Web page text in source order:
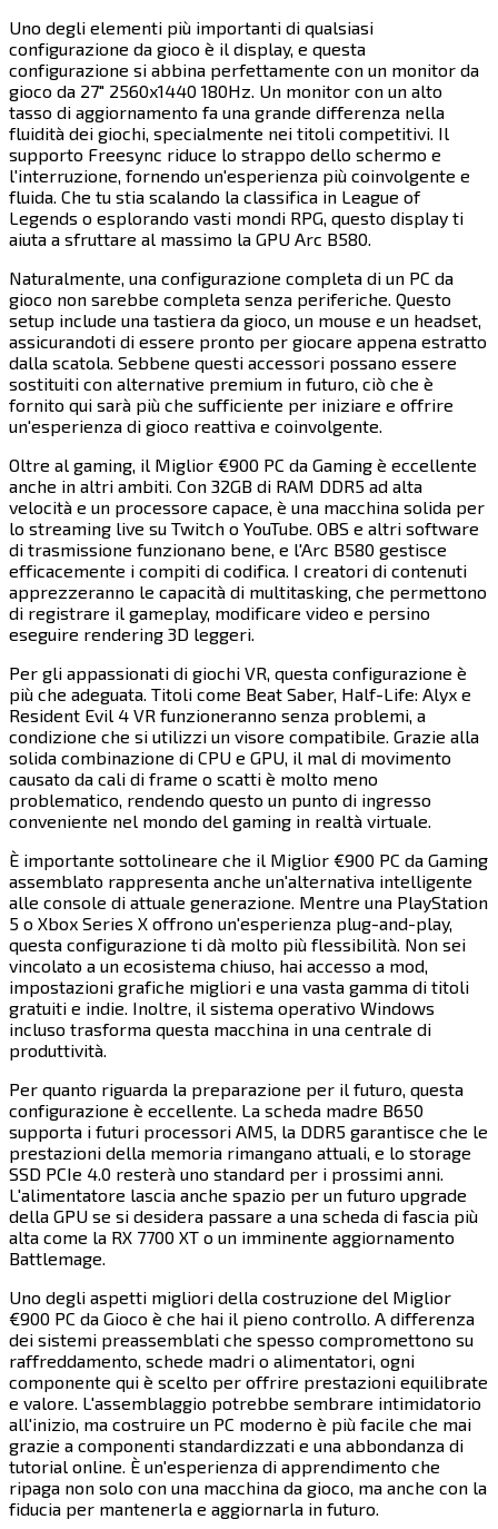
Uno degli elementi più importanti di qualsiasi
configurazione da gioco è il display, e questa
configurazione si abbina perfettamente con un monitor da
gioco da 27" 2560x1440 180Hz. Un monitor con un alto
tasso di aggiornamento fa una grande differenza nella
fluidità dei giochi, specialmente nei titoli competitivi. Il
supporto Freesync riduce lo strappo dello schermo e
l'interruzione, fornendo un'esperienza più coinvolgente e
fluida. Che tu stia scalando la classifica in League of
Legends o esplorando vasti mondi RPG, questo display ti
aiuta a sfruttare al massimo la GPU Arc B580.​​​​‌ ‍ ​‍​‍‌‍ ‌ ​‍‌‍‍‌‌‍‌ ‌‍‍‌‌‍ ‍​‍​‍​ ‍‍​‍​‍‌ ​ ‌‍​‌‌‍ ‍‌‍‍‌‌ ‌​‌ ‍‌​‍ ‍‌‍‍‌‌‍ ​‍​‍​‍ ​​‍​‍‌‍‍​‌ ​‍‌‍‌‌‌‍‌‍​‍​‍​ ‍‍​‍​‍​‍ ‌‍​‌‌‍‌​‌‍ ‌‌‍‍‌‌‍ ‍​‍ ‌‍‍‌‌‍ ‍‌ ‌​‌‍‌‌‌‍ ‍‌ ‌​​‍ ‌‍‌‌‌‍‌​‌‍‍‌‌ ‌​​‍ ‌‍ ‌‌‍ ‌‍‌​‌‍‌‌​ ‌‌ ​​‌ ​‍‌‍‌‌‌ ​ ‌‍‌‌‌‍ ‍‌ ‌​‌‍​‌‌ ‌​‌‍‍‌‌‍ ‌‍ ‍​ ‍ ‌‍‍‌‌‍‌​​ ‌‌‍‌​​ ‍​​ ​​​ ‍​​ ​‌​ ‍​‌‍​ ​ ‌ ​‍ ‌​ ‌‌‌‍‌‍‌‍‌​​ ‍‌​‍ ‌​ ‌​​ ‌​​ ​‌​ ‍‌​‍ ‌‌‍​‍​ ‌‌​ ‌ ‌‍​ ​‍ ‌‌‍‌​‌‍‌​‌‍​‍‌‍​‌​ ‍‌‌‍‌‌‌‍‌‍‌‍‌‍‌‍​‌​ ​‌​ ‍‌​ ‌‍​ ‍ ‌ ‌​‌ ‍‌‌ ​​‌‍‌‌​ ‌‌‍​‍‌ ‌‌‌‍‍‌‌‍ ​‌‍‌​​ ‍ ‌ ​​‌‍​‌‌ ‌​‌‍‍​​ ‌‌‍‍‌​ ​‌​ ‍​‌‍ ‍‌‌ ‌‍ ​‌‍ ‌‍ ‍‌‍‌ ‌‌ ‌‍‌​‌‍‌‌‌ ​ ‌‍​ ​‍‌‌​ ‌‌‌​​‍‌‌ ‌‍‍ ‌‍‌‌‌ ‍‌​‍‌‌​ ​ ‌​‌​​‍‌‌​ ​ ‌​‌​​‍‌‌​ ​‍​ ​‍‌‍‍‌‌ ‌​​‍‌‌​ ​‍​ ​‍​‍‌‌​ ‌‌‌​‌​​‍ ‍‌ ‌‍‌‍​‌‌‍ ​‌ ‌‌‌‍‌‌​‍‌‌​ ‌‌‌​​‍‌‌ ‌‍‍ ‌‍‌‌‌ ‍‌​‍‌‌​ ​ ‌​‌​​‍‌‌​ ​ ‌​‌​​‍‌‌​ ​‍​ ​‍​ ​ ​ ‌​​ ​‍​ ​ ‌‍​ ​ ‌ ​ ‌ ​ ​ ​ ​‍‌‍​‍​ ‌ ​ ​​​‍‌‌​ ​‍​ ​‍​‍‌‌​ ‌‌‌​‌​​‍ ‍‌‍​ ‌‍‍​‌‍‍‌‌‍ ​‌‍‌​‌ ​‍‌‍‌‌‌‍ ‍​‍‌‌​ ‌‌‌​​‍‌‌ ‌‍‍ ‌‍‌‌‌ ‍‌​‍‌‌​ ​ ‌​‌​​‍‌‌​ ​ ‌​‌​​‍‌‌​ ​‍​ ​‍​ ‌​​ ‍​‌‍‌​​ ‌‍​ ‌​​ ​​​ ‌‌‌‍​ ‌‍​‌‌‍​‍‌‍​‌‌‍‌‍​‍‌‌​ ​‍​ ​‍​‍‌‌​ ‌‌‌​‌​​‍ ‍‌ ‌​‌‍‌‌‌ ‍​‌ ‌​​ ‌‍​‍‌‍​‌‌ ​ ‌‍‌‌‌‌‌‌‌ ​‍‌‍ ​​ ‌​‍‌‌​ ​‍‌​‌‍‌‍​‌‌‍‌​‌‍ ‌‌‍‍‌‌‍ ‍​‍‌‍‌‍‍‌‌‍‌​​ ‌‌‍‌​​ ‍​​ ​​​ ‍​​ ​‌​ ‍​‌‍​ ​ ‌ ​‍ ‌​ ‌‌‌‍‌‍‌‍‌​​ ‍‌​‍ ‌​ ‌​​ ‌​​ ​‌​ ‍‌​‍ ‌‌‍​‍​ ‌‌​ ‌ ‌‍​ ​‍ ‌‌‍‌​‌‍‌​‌‍​‍‌‍​‌​ ‍‌‌‍‌‌‌‍‌‍‌‍‌‍‌‍​‌​ ​‌​ ‍‌​ ‌‍​‍‌‍‌ ‌​‌ ‍‌‌ ​​‌‍‌‌​ ‌‌‍​‍‌ ‌‌‌‍‍‌‌‍ ​‌‍‌​​‍‌‍‌ ​​‌‍​‌‌ ‌​‌‍‍​​ ‌‌‍‍‌​ ​‌​ ‍​‌‍ ‍‌‌ ‌‍ ​‌‍ ‌‍ ‍‌‍‌ ‌‌ ‌‍‌​‌‍‌‌‌ ​ ‌‍​ ​‍‌‌​ ‌‌‌​​‍‌‌ ‌‍‍ ‌‍‌‌‌ ‍‌​‍‌‌​ ​ ‌​‌​​‍‌‌​ ​ ‌​‌​​‍‌‌​ ​‍​ ​‍‌‍‍‌‌ ‌​​‍‌‌​ ​‍​ ​‍​‍‌‌​ ‌‌‌​‌​​‍ ‍‌ ‌‍‌‍​‌‌‍ ​‌ ‌‌‌‍‌‌​‍‌‌​ ‌‌‌​​‍‌‌ ‌‍‍ ‌‍‌‌‌ ‍‌​‍‌‌​ ​ ‌​‌​​‍‌‌​ ​ ‌​‌​​‍‌‌​ ​‍​ ​‍​ ​ ​ ‌​​ ​‍​ ​ ‌‍​ ​ ‌ ​ ‌ ​ ​ ​ ​‍‌‍​‍​ ‌ ​ ​​​‍‌‌​ ​‍​ ​‍​‍‌‌​ ‌‌‌​‌​​‍ ‍‌‍​ ‌‍‍​‌‍‍‌‌‍ ​‌‍‌​‌ ​‍‌‍‌‌‌‍ ‍​‍‌‌​ ‌‌‌​​‍‌‌ ‌‍‍ ‌‍‌‌‌ ‍‌​‍‌‌​ ​ ‌​‌​​‍‌‌​ ​ ‌​‌​​‍‌‌​ ​‍​ ​‍​ ‌​​ ‍​‌‍‌​​ ‌‍​ ‌​​ ​​​ ‌‌‌‍​ ‌‍​‌‌‍​‍‌‍​‌‌‍‌‍​‍‌‌​ ​‍​ ​‍​‍‌‌​ ‌‌‌​‌​​‍ ‍‌ ‌​‌‍‌‌‌ ‍​‌ ‌​​‍‌‍‌ ​​‌‍‌‌‌ ​‍‌ ​ ‌ ​​‌‍‌‌‌‍​ ‌ ‌​‌‍‍‌‌ ‌‍‌‍‌‌​ ‌‌ ​​‌ ‌‌‌‍​‍‌‍ ​‌‍‍‌‌ ​ ‌‍‍​‌‍‌‌‌‍‌​​‍​‍‌ ‌
Naturalmente, una configurazione completa di un PC da
gioco non sarebbe completa senza periferiche. Questo
setup include una tastiera da gioco, un mouse e un headset,
assicurandoti di essere pronto per giocare appena estratto
dalla scatola. Sebbene questi accessori possano essere
sostituiti con alternative premium in futuro, ciò che è
fornito qui sarà più che sufficiente per iniziare e offrire
un'esperienza di gioco reattiva e coinvolgente.​​​​‌ ‍ ​‍​‍‌‍ ‌ ​‍‌‍‍‌‌‍‌ ‌‍‍‌‌‍ ‍​‍​‍​ ‍‍​‍​‍‌ ​ ‌‍​‌‌‍ ‍‌‍‍‌‌ ‌​‌ ‍‌​‍ ‍‌‍‍‌‌‍ ​‍​‍​‍ ​​‍​‍‌‍‍​‌ ​‍‌‍‌‌‌‍‌‍​‍​‍​ ‍‍​‍​‍​‍ ‌‍​‌‌‍‌​‌‍ ‌‌‍‍‌‌‍ ‍​‍ ‌‍‍‌‌‍ ‍‌ ‌​‌‍‌‌‌‍ ‍‌ ‌​​‍ ‌‍‌‌‌‍‌​‌‍‍‌‌ ‌​​‍ ‌‍ ‌‌‍ ‌‍‌​‌‍‌‌​ ‌‌ ​​‌ ​‍‌‍‌‌‌ ​ ‌‍‌‌‌‍ ‍‌ ‌​‌‍​‌‌ ‌​‌‍‍‌‌‍ ‌‍ ‍​ ‍ ‌‍‍‌‌‍‌​​ ‌‌‍‌​​ ‍​​ ​​​ ‍​​ ​‌​ ‍​‌‍​ ​ ‌ ​‍ ‌​ ‌‌‌‍‌‍‌‍‌​​ ‍‌​‍ ‌​ ‌​​ ‌​​ ​‌​ ‍‌​‍ ‌‌‍​‍​ ‌‌​ ‌ ‌‍​ ​‍ ‌‌‍‌​‌‍‌​‌‍​‍‌‍​‌​ ‍‌‌‍‌‌‌‍‌‍‌‍‌‍‌‍​‌​ ​‌​ ‍‌​ ‌‍​ ‍ ‌ ‌​‌ ‍‌‌ ​​‌‍‌‌​ ‌‌‍​‍‌ ‌‌‌‍‍‌‌‍ ​‌‍‌​​ ‍ ‌ ​​‌‍​‌‌ ‌​‌‍‍​​ ‌‌‍‍‌​ ​‌​ ‍​‌‍ ‍‌‌ ‌‍ ​‌‍ ‌‍ ‍‌‍‌ ‌‌ ‌‍‌​‌‍‌‌‌ ​ ‌‍​ ​‍‌‌​ ‌‌‌​​‍‌‌ ‌‍‍ ‌‍‌‌‌ ‍‌​‍‌‌​ ​ ‌​‌​​‍‌‌​ ​ ‌​‌​​‍‌‌​ ​‍​ ​‍‌‍‍‌‌ ‌​​‍‌‌​ ​‍​ ​‍​‍‌‌​ ‌‌‌​‌​​‍ ‍‌ ‌‍‌‍​‌‌‍ ​‌ ‌‌‌‍‌‌​‍‌‌​ ‌‌‌​​‍‌‌ ‌‍‍ ‌‍‌‌‌ ‍‌​‍‌‌​ ​ ‌​‌​​‍‌‌​ ​ ‌​‌​​‍‌‌​ ​‍​ ​‍‌‍‌‍​ ‍‌​ ​ ​ ‌‍​ ‍‌‌‍‌​​ ‌‌‌‍​‌‌‍‌​‌‍‌‌‌‍‌​‌‍‌‍​‍‌‌​ ​‍​ ​‍​‍‌‌​ ‌‌‌​‌​​‍ ‍‌‍​ ‌‍‍​‌‍‍‌‌‍ ​‌‍‌​‌ ​‍‌‍‌‌‌‍ ‍​‍‌‌​ ‌‌‌​​‍‌‌ ‌‍‍ ‌‍‌‌‌ ‍‌​‍‌‌​ ​ ‌​‌​​‍‌‌​ ​ ‌​‌​​‍‌‌​ ​‍​ ​‍‌‍​ ​ ‍​​ ‌‌‌‍‌‍​ ‌‍​ ‌​‌‍​‍​ ‌‌​ ‍‌​ ‍‌‌‍​‍‌‍‌‍​‍‌‌​ ​‍​ ​‍​‍‌‌​ ‌‌‌​‌​​‍ ‍‌ ‌​‌‍‌‌‌ ‍​‌ ‌​​ ‌‍​‍‌‍​‌‌ ​ ‌‍‌‌‌‌‌‌‌ ​‍‌‍ ​​ ‌​‍‌‌​ ​‍‌​‌‍‌‍​‌‌‍‌​‌‍ ‌‌‍‍‌‌‍ ‍​‍‌‍‌‍‍‌‌‍‌​​ ‌‌‍‌​​ ‍​​ ​​​ ‍​​ ​‌​ ‍​‌‍​ ​ ‌ ​‍ ‌​ ‌‌‌‍‌‍‌‍‌​​ ‍‌​‍ ‌​ ‌​​ ‌​​ ​‌​ ‍‌​‍ ‌‌‍​‍​ ‌‌​ ‌ ‌‍​ ​‍ ‌‌‍‌​‌‍‌​‌‍​‍‌‍​‌​ ‍‌‌‍‌‌‌‍‌‍‌‍‌‍‌‍​‌​ ​‌​ ‍‌​ ‌‍​‍‌‍‌ ‌​‌ ‍‌‌ ​​‌‍‌‌​ ‌‌‍​‍‌ ‌‌‌‍‍‌‌‍ ​‌‍‌​​‍‌‍‌ ​​‌‍​‌‌ ‌​‌‍‍​​ ‌‌‍‍‌​ ​‌​ ‍​‌‍ ‍‌‌ ‌‍ ​‌‍ ‌‍ ‍‌‍‌ ‌‌ ‌‍‌​‌‍‌‌‌ ​ ‌‍​ ​‍‌‌​ ‌‌‌​​‍‌‌ ‌‍‍ ‌‍‌‌‌ ‍‌​‍‌‌​ ​ ‌​‌​​‍‌‌​ ​ ‌​‌​​‍‌‌​ ​‍​ ​‍‌‍‍‌‌ ‌​​‍‌‌​ ​‍​ ​‍​‍‌‌​ ‌‌‌​‌​​‍ ‍‌ ‌‍‌‍​‌‌‍ ​‌ ‌‌‌‍‌‌​‍‌‌​ ‌‌‌​​‍‌‌ ‌‍‍ ‌‍‌‌‌ ‍‌​‍‌‌​ ​ ‌​‌​​‍‌‌​ ​ ‌​‌​​‍‌‌​ ​‍​ ​‍‌‍‌‍​ ‍‌​ ​ ​ ‌‍​ ‍‌‌‍‌​​ ‌‌‌‍​‌‌‍‌​‌‍‌‌‌‍‌​‌‍‌‍​‍‌‌​ ​‍​ ​‍​‍‌‌​ ‌‌‌​‌​​‍ ‍‌‍​ ‌‍‍​‌‍‍‌‌‍ ​‌‍‌​‌ ​‍‌‍‌‌‌‍ ‍​‍‌‌​ ‌‌‌​​‍‌‌ ‌‍‍ ‌‍‌‌‌ ‍‌​‍‌‌​ ​ ‌​‌​​‍‌‌​ ​ ‌​‌​​‍‌‌​ ​‍​ ​‍‌‍​ ​ ‍​​ ‌‌‌‍‌‍​ ‌‍​ ‌​‌‍​‍​ ‌‌​ ‍‌​ ‍‌‌‍​‍‌‍‌‍​‍‌‌​ ​‍​ ​‍​‍‌‌​ ‌‌‌​‌​​‍ ‍‌ ‌​‌‍‌‌‌ ‍​‌ ‌​​‍‌‍‌ ​​‌‍‌‌‌ ​‍‌ ​ ‌ ​​‌‍‌‌‌‍​ ‌ ‌​‌‍‍‌‌ ‌‍‌‍‌‌​ ‌‌ ​​‌ ‌‌‌‍​‍‌‍ ​‌‍‍‌‌ ​ ‌‍‍​‌‍‌‌‌‍‌​​‍​‍‌ ‌
Oltre al gaming, il Miglior €900 PC da Gaming è eccellente
anche in altri ambiti. Con 32GB di RAM DDR5 ad alta
velocità e un processore capace, è una macchina solida per
lo streaming live su Twitch o YouTube. OBS e altri software
di trasmissione funzionano bene, e l'Arc B580 gestisce
efficacemente i compiti di codifica. I creatori di contenuti
apprezzeranno le capacità di multitasking, che permettono
di registrare il gameplay, modificare video e persino
eseguire rendering 3D leggeri.​​​​‌ ‍ ​‍​‍‌‍ ‌ ​‍‌‍‍‌‌‍‌ ‌‍‍‌‌‍ ‍​‍​‍​ ‍‍​‍​‍‌ ​ ‌‍​‌‌‍ ‍‌‍‍‌‌ ‌​‌ ‍‌​‍ ‍‌‍‍‌‌‍ ​‍​‍​‍ ​​‍​‍‌‍‍​‌ ​‍‌‍‌‌‌‍‌‍​‍​‍​ ‍‍​‍​‍​‍ ‌‍​‌‌‍‌​‌‍ ‌‌‍‍‌‌‍ ‍​‍ ‌‍‍‌‌‍ ‍‌ ‌​‌‍‌‌‌‍ ‍‌ ‌​​‍ ‌‍‌‌‌‍‌​‌‍‍‌‌ ‌​​‍ ‌‍ ‌‌‍ ‌‍‌​‌‍‌‌​ ‌‌ ​​‌ ​‍‌‍‌‌‌ ​ ‌‍‌‌‌‍ ‍‌ ‌​‌‍​‌‌ ‌​‌‍‍‌‌‍ ‌‍ ‍​ ‍ ‌‍‍‌‌‍‌​​ ‌‌‍‌​​ ‍​​ ​​​ ‍​​ ​‌​ ‍​‌‍​ ​ ‌ ​‍ ‌​ ‌‌‌‍‌‍‌‍‌​​ ‍‌​‍ ‌​ ‌​​ ‌​​ ​‌​ ‍‌​‍ ‌‌‍​‍​ ‌‌​ ‌ ‌‍​ ​‍ ‌‌‍‌​‌‍‌​‌‍​‍‌‍​‌​ ‍‌‌‍‌‌‌‍‌‍‌‍‌‍‌‍​‌​ ​‌​ ‍‌​ ‌‍​ ‍ ‌ ‌​‌ ‍‌‌ ​​‌‍‌‌​ ‌‌‍​‍‌ ‌‌‌‍‍‌‌‍ ​‌‍‌​​ ‍ ‌ ​​‌‍​‌‌ ‌​‌‍‍​​ ‌‌‍‍‌​ ​‌​ ‍​‌‍ ‍‌‌ ‌‍ ​‌‍ ‌‍ ‍‌‍‌ ‌‌ ‌‍‌​‌‍‌‌‌ ​ ‌‍​ ​‍‌‌​ ‌‌‌​​‍‌‌ ‌‍‍ ‌‍‌‌‌ ‍‌​‍‌‌​ ​ ‌​‌​​‍‌‌​ ​ ‌​‌​​‍‌‌​ ​‍​ ​‍‌‍‍‌‌ ‌​​‍‌‌​ ​‍​ ​‍​‍‌‌​ ‌‌‌​‌​​‍ ‍‌ ‌‍‌‍​‌‌‍ ​‌ ‌‌‌‍‌‌​‍‌‌​ ‌‌‌​​‍‌‌ ‌‍‍ ‌‍‌‌‌ ‍‌​‍‌‌​ ​ ‌​‌​​‍‌‌​ ​ ‌​‌​​‍‌‌​ ​‍​ ​‍​ ‍‌‌‍​‌‌‍‌​​ ​‌‌‍‌​​ ‌‌​ ‍‌​ ​‍‌‍​‌‌‍​‌​ ‍‌‌‍​ ​‍‌‌​ ​‍​ ​‍​‍‌‌​ ‌‌‌​‌​​‍ ‍‌‍​ ‌‍‍​‌‍‍‌‌‍ ​‌‍‌​‌ ​‍‌‍‌‌‌‍ ‍​‍‌‌​ ‌‌‌​​‍‌‌ ‌‍‍ ‌‍‌‌‌ ‍‌​‍‌‌​ ​ ‌​‌​​‍‌‌​ ​ ‌​‌​​‍‌‌​ ​‍​ ​‍‌‍​‍‌‍‌‌‌‍​‌​ ‌‍‌‍‌‌‌‍‌‍​ ‌ ​ ‌​​ ​​‌‍‌‌​ ​‌​ ‌‌​‍‌‌​ ​‍​ ​‍​‍‌‌​ ‌‌‌​‌​​‍ ‍‌ ‌​‌‍‌‌‌ ‍​‌ ‌​​ ‌‍​‍‌‍​‌‌ ​ ‌‍‌‌‌‌‌‌‌ ​‍‌‍ ​​ ‌​‍‌‌​ ​‍‌​‌‍‌‍​‌‌‍‌​‌‍ ‌‌‍‍‌‌‍ ‍​‍‌‍‌‍‍‌‌‍‌​​ ‌‌‍‌​​ ‍​​ ​​​ ‍​​ ​‌​ ‍​‌‍​ ​ ‌ ​‍ ‌​ ‌‌‌‍‌‍‌‍‌​​ ‍‌​‍ ‌​ ‌​​ ‌​​ ​‌​ ‍‌​‍ ‌‌‍​‍​ ‌‌​ ‌ ‌‍​ ​‍ ‌‌‍‌​‌‍‌​‌‍​‍‌‍​‌​ ‍‌‌‍‌‌‌‍‌‍‌‍‌‍‌‍​‌​ ​‌​ ‍‌​ ‌‍​‍‌‍‌ ‌​‌ ‍‌‌ ​​‌‍‌‌​ ‌‌‍​‍‌ ‌‌‌‍‍‌‌‍ ​‌‍‌​​‍‌‍‌ ​​‌‍​‌‌ ‌​‌‍‍​​ ‌‌‍‍‌​ ​‌​ ‍​‌‍ ‍‌‌ ‌‍ ​‌‍ ‌‍ ‍‌‍‌ ‌‌ ‌‍‌​‌‍‌‌‌ ​ ‌‍​ ​‍‌‌​ ‌‌‌​​‍‌‌ ‌‍‍ ‌‍‌‌‌ ‍‌​‍‌‌​ ​ ‌​‌​​‍‌‌​ ​ ‌​‌​​‍‌‌​ ​‍​ ​‍‌‍‍‌‌ ‌​​‍‌‌​ ​‍​ ​‍​‍‌‌​ ‌‌‌​‌​​‍ ‍‌ ‌‍‌‍​‌‌‍ ​‌ ‌‌‌‍‌‌​‍‌‌​ ‌‌‌​​‍‌‌ ‌‍‍ ‌‍‌‌‌ ‍‌​‍‌‌​ ​ ‌​‌​​‍‌‌​ ​ ‌​‌​​‍‌‌​ ​‍​ ​‍​ ‍‌‌‍​‌‌‍‌​​ ​‌‌‍‌​​ ‌‌​ ‍‌​ ​‍‌‍​‌‌‍​‌​ ‍‌‌‍​ ​‍‌‌​ ​‍​ ​‍​‍‌‌​ ‌‌‌​‌​​‍ ‍‌‍​ ‌‍‍​‌‍‍‌‌‍ ​‌‍‌​‌ ​‍‌‍‌‌‌‍ ‍​‍‌‌​ ‌‌‌​​‍‌‌ ‌‍‍ ‌‍‌‌‌ ‍‌​‍‌‌​ ​ ‌​‌​​‍‌‌​ ​ ‌​‌​​‍‌‌​ ​‍​ ​‍‌‍​‍‌‍‌‌‌‍​‌​ ‌‍‌‍‌‌‌‍‌‍​ ‌ ​ ‌​​ ​​‌‍‌‌​ ​‌​ ‌‌​‍‌‌​ ​‍​ ​‍​‍‌‌​ ‌‌‌​‌​​‍ ‍‌ ‌​‌‍‌‌‌ ‍​‌ ‌​​‍‌‍‌ ​​‌‍‌‌‌ ​‍‌ ​ ‌ ​​‌‍‌‌‌‍​ ‌ ‌​‌‍‍‌‌ ‌‍‌‍‌‌​ ‌‌ ​​‌ ‌‌‌‍​‍‌‍ ​‌‍‍‌‌ ​ ‌‍‍​‌‍‌‌‌‍‌​​‍​‍‌ ‌
Per gli appassionati di giochi VR, questa configurazione è
più che adeguata. Titoli come Beat Saber, Half-Life: Alyx e
Resident Evil 4 VR funzioneranno senza problemi, a
condizione che si utilizzi un visore compatibile. Grazie alla
solida combinazione di CPU e GPU, il mal di movimento
causato da cali di frame o scatti è molto meno
problematico, rendendo questo un punto di ingresso
conveniente nel mondo del gaming in realtà virtuale.​​​​‌ ‍ ​‍​‍‌‍ ‌ ​‍‌‍‍‌‌‍‌ ‌‍‍‌‌‍ ‍​‍​‍​ ‍‍​‍​‍‌ ​ ‌‍​‌‌‍ ‍‌‍‍‌‌ ‌​‌ ‍‌​‍ ‍‌‍‍‌‌‍ ​‍​‍​‍ ​​‍​‍‌‍‍​‌ ​‍‌‍‌‌‌‍‌‍​‍​‍​ ‍‍​‍​‍​‍ ‌‍​‌‌‍‌​‌‍ ‌‌‍‍‌‌‍ ‍​‍ ‌‍‍‌‌‍ ‍‌ ‌​‌‍‌‌‌‍ ‍‌ ‌​​‍ ‌‍‌‌‌‍‌​‌‍‍‌‌ ‌​​‍ ‌‍ ‌‌‍ ‌‍‌​‌‍‌‌​ ‌‌ ​​‌ ​‍‌‍‌‌‌ ​ ‌‍‌‌‌‍ ‍‌ ‌​‌‍​‌‌ ‌​‌‍‍‌‌‍ ‌‍ ‍​ ‍ ‌‍‍‌‌‍‌​​ ‌‌‍‌​​ ‍​​ ​​​ ‍​​ ​‌​ ‍​‌‍​ ​ ‌ ​‍ ‌​ ‌‌‌‍‌‍‌‍‌​​ ‍‌​‍ ‌​ ‌​​ ‌​​ ​‌​ ‍‌​‍ ‌‌‍​‍​ ‌‌​ ‌ ‌‍​ ​‍ ‌‌‍‌​‌‍‌​‌‍​‍‌‍​‌​ ‍‌‌‍‌‌‌‍‌‍‌‍‌‍‌‍​‌​ ​‌​ ‍‌​ ‌‍​ ‍ ‌ ‌​‌ ‍‌‌ ​​‌‍‌‌​ ‌‌‍​‍‌ ‌‌‌‍‍‌‌‍ ​‌‍‌​​ ‍ ‌ ​​‌‍​‌‌ ‌​‌‍‍​​ ‌‌‍‍‌​ ​‌​ ‍​‌‍ ‍‌‌ ‌‍ ​‌‍ ‌‍ ‍‌‍‌ ‌‌ ‌‍‌​‌‍‌‌‌ ​ ‌‍​ ​‍‌‌​ ‌‌‌​​‍‌‌ ‌‍‍ ‌‍‌‌‌ ‍‌​‍‌‌​ ​ ‌​‌​​‍‌‌​ ​ ‌​‌​​‍‌‌​ ​‍​ ​‍‌‍‍‌‌ ‌​​‍‌‌​ ​‍​ ​‍​‍‌‌​ ‌‌‌​‌​​‍ ‍‌ ‌‍‌‍​‌‌‍ ​‌ ‌‌‌‍‌‌​‍‌‌​ ‌‌‌​​‍‌‌ ‌‍‍ ‌‍‌‌‌ ‍‌​‍‌‌​ ​ ‌​‌​​‍‌‌​ ​ ‌​‌​​‍‌‌​ ​‍​ ​‍‌‍‌​‌‍‌​​ ‌‌​ ‌‍‌‍‌‌​ ‌‍​ ‌‍‌‍​‍​ ‍‌​ ​‍​ ​‌‌‍‌‌​‍‌‌​ ​‍​ ​‍​‍‌‌​ ‌‌‌​‌​​‍ ‍‌‍​ ‌‍‍​‌‍‍‌‌‍ ​‌‍‌​‌ ​‍‌‍‌‌‌‍ ‍​‍‌‌​ ‌‌‌​​‍‌‌ ‌‍‍ ‌‍‌‌‌ ‍‌​‍‌‌​ ​ ‌​‌​​‍‌‌​ ​ ‌​‌​​‍‌‌​ ​‍​ ​‍​ ‌​‌‍‌​‌‍​‍‌‍‌​​ ​‌​ ‌​​ ​‌‌‍​ ​ ‌ ​ ‌ ​ ​ ‌‍​‌​‍‌‌​ ​‍​ ​‍​‍‌‌​ ‌‌‌​‌​​‍ ‍‌ ‌​‌‍‌‌‌ ‍​‌ ‌​​ ‌‍​‍‌‍​‌‌ ​ ‌‍‌‌‌‌‌‌‌ ​‍‌‍ ​​ ‌​‍‌‌​ ​‍‌​‌‍‌‍​‌‌‍‌​‌‍ ‌‌‍‍‌‌‍ ‍​‍‌‍‌‍‍‌‌‍‌​​ ‌‌‍‌​​ ‍​​ ​​​ ‍​​ ​‌​ ‍​‌‍​ ​ ‌ ​‍ ‌​ ‌‌‌‍‌‍‌‍‌​​ ‍‌​‍ ‌​ ‌​​ ‌​​ ​‌​ ‍‌​‍ ‌‌‍​‍​ ‌‌​ ‌ ‌‍​ ​‍ ‌‌‍‌​‌‍‌​‌‍​‍‌‍​‌​ ‍‌‌‍‌‌‌‍‌‍‌‍‌‍‌‍​‌​ ​‌​ ‍‌​ ‌‍​‍‌‍‌ ‌​‌ ‍‌‌ ​​‌‍‌‌​ ‌‌‍​‍‌ ‌‌‌‍‍‌‌‍ ​‌‍‌​​‍‌‍‌ ​​‌‍​‌‌ ‌​‌‍‍​​ ‌‌‍‍‌​ ​‌​ ‍​‌‍ ‍‌‌ ‌‍ ​‌‍ ‌‍ ‍‌‍‌ ‌‌ ‌‍‌​‌‍‌‌‌ ​ ‌‍​ ​‍‌‌​ ‌‌‌​​‍‌‌ ‌‍‍ ‌‍‌‌‌ ‍‌​‍‌‌​ ​ ‌​‌​​‍‌‌​ ​ ‌​‌​​‍‌‌​ ​‍​ ​‍‌‍‍‌‌ ‌​​‍‌‌​ ​‍​ ​‍​‍‌‌​ ‌‌‌​‌​​‍ ‍‌ ‌‍‌‍​‌‌‍ ​‌ ‌‌‌‍‌‌​‍‌‌​ ‌‌‌​​‍‌‌ ‌‍‍ ‌‍‌‌‌ ‍‌​‍‌‌​ ​ ‌​‌​​‍‌‌​ ​ ‌​‌​​‍‌‌​ ​‍​ ​‍‌‍‌​‌‍‌​​ ‌‌​ ‌‍‌‍‌‌​ ‌‍​ ‌‍‌‍​‍​ ‍‌​ ​‍​ ​‌‌‍‌‌​‍‌‌​ ​‍​ ​‍​‍‌‌​ ‌‌‌​‌​​‍ ‍‌‍​ ‌‍‍​‌‍‍‌‌‍ ​‌‍‌​‌ ​‍‌‍‌‌‌‍ ‍​‍‌‌​ ‌‌‌​​‍‌‌ ‌‍‍ ‌‍‌‌‌ ‍‌​‍‌‌​ ​ ‌​‌​​‍‌‌​ ​ ‌​‌​​‍‌‌​ ​‍​ ​‍​ ‌​‌‍‌​‌‍​‍‌‍‌​​ ​‌​ ‌​​ ​‌‌‍​ ​ ‌ ​ ‌ ​ ​ ‌‍​‌​‍‌‌​ ​‍​ ​‍​‍‌‌​ ‌‌‌​‌​​‍ ‍‌ ‌​‌‍‌‌‌ ‍​‌ ‌​​‍‌‍‌ ​​‌‍‌‌‌ ​‍‌ ​ ‌ ​​‌‍‌‌‌‍​ ‌ ‌​‌‍‍‌‌ ‌‍‌‍‌‌​ ‌‌ ​​‌ ‌‌‌‍​‍‌‍ ​‌‍‍‌‌ ​ ‌‍‍​‌‍‌‌‌‍‌​​‍​‍‌ ‌
È importante sottolineare che il Miglior €900 PC da Gaming
assemblato rappresenta anche un'alternativa intelligente
alle console di attuale generazione. Mentre una PlayStation
5 o Xbox Series X offrono un'esperienza plug-and-play,
questa configurazione ti dà molto più flessibilità. Non sei
vincolato a un ecosistema chiuso, hai accesso a mod,
impostazioni grafiche migliori e una vasta gamma di titoli
gratuiti e indie. Inoltre, il sistema operativo Windows
incluso trasforma questa macchina in una centrale di
produttività.​​​​‌ ‍ ​‍​‍‌‍ ‌ ​‍‌‍‍‌‌‍‌ ‌‍‍‌‌‍ ‍​‍​‍​ ‍‍​‍​‍‌ ​ ‌‍​‌‌‍ ‍‌‍‍‌‌ ‌​‌ ‍‌​‍ ‍‌‍‍‌‌‍ ​‍​‍​‍ ​​‍​‍‌‍‍​‌ ​‍‌‍‌‌‌‍‌‍​‍​‍​ ‍‍​‍​‍​‍ ‌‍​‌‌‍‌​‌‍ ‌‌‍‍‌‌‍ ‍​‍ ‌‍‍‌‌‍ ‍‌ ‌​‌‍‌‌‌‍ ‍‌ ‌​​‍ ‌‍‌‌‌‍‌​‌‍‍‌‌ ‌​​‍ ‌‍ ‌‌‍ ‌‍‌​‌‍‌‌​ ‌‌ ​​‌ ​‍‌‍‌‌‌ ​ ‌‍‌‌‌‍ ‍‌ ‌​‌‍​‌‌ ‌​‌‍‍‌‌‍ ‌‍ ‍​ ‍ ‌‍‍‌‌‍‌​​ ‌‌‍‌​​ ‍​​ ​​​ ‍​​ ​‌​ ‍​‌‍​ ​ ‌ ​‍ ‌​ ‌‌‌‍‌‍‌‍‌​​ ‍‌​‍ ‌​ ‌​​ ‌​​ ​‌​ ‍‌​‍ ‌‌‍​‍​ ‌‌​ ‌ ‌‍​ ​‍ ‌‌‍‌​‌‍‌​‌‍​‍‌‍​‌​ ‍‌‌‍‌‌‌‍‌‍‌‍‌‍‌‍​‌​ ​‌​ ‍‌​ ‌‍​ ‍ ‌ ‌​‌ ‍‌‌ ​​‌‍‌‌​ ‌‌‍​‍‌ ‌‌‌‍‍‌‌‍ ​‌‍‌​​ ‍ ‌ ​​‌‍​‌‌ ‌​‌‍‍​​ ‌‌‍‍‌​ ​‌​ ‍​‌‍ ‍‌‌ ‌‍ ​‌‍ ‌‍ ‍‌‍‌ ‌‌ ‌‍‌​‌‍‌‌‌ ​ ‌‍​ ​‍‌‌​ ‌‌‌​​‍‌‌ ‌‍‍ ‌‍‌‌‌ ‍‌​‍‌‌​ ​ ‌​‌​​‍‌‌​ ​ ‌​‌​​‍‌‌​ ​‍​ ​‍‌‍‍‌‌ ‌​​‍‌‌​ ​‍​ ​‍​‍‌‌​ ‌‌‌​‌​​‍ ‍‌ ‌‍‌‍​‌‌‍ ​‌ ‌‌‌‍‌‌​‍‌‌​ ‌‌‌​​‍‌‌ ‌‍‍ ‌‍‌‌‌ ‍‌​‍‌‌​ ​ ‌​‌​​‍‌‌​ ​ ‌​‌​​‍‌‌​ ​‍​ ​‍​ ‌‌​ ​​‌‍‌‍‌‍​‍​ ‌ ‌‍​‍‌‍‌‌​ ‌ ‌‍​‌‌‍​‌​ ​‌‌‍​ ​‍‌‌​ ​‍​ ​‍​‍‌‌​ ‌‌‌​‌​​‍ ‍‌‍​ ‌‍‍​‌‍‍‌‌‍ ​‌‍‌​‌ ​‍‌‍‌‌‌‍ ‍​‍‌‌​ ‌‌‌​​‍‌‌ ‌‍‍ ‌‍‌‌‌ ‍‌​‍‌‌​ ​ ‌​‌​​‍‌‌​ ​ ‌​‌​​‍‌‌​ ​‍​ ​‍​ ​ ‌‍‌‍‌‍​‍‌‍​‍‌‍‌‌​ ‍​​ ‍​​ ‍‌‌‍‌​​ ‍‌​ ‌‍​ ‌‍​‍‌‌​ ​‍​ ​‍​‍‌‌​ ‌‌‌​‌​​‍ ‍‌ ‌​‌‍‌‌‌ ‍​‌ ‌​​ ‌‍​‍‌‍​‌‌ ​ ‌‍‌‌‌‌‌‌‌ ​‍‌‍ ​​ ‌​‍‌‌​ ​‍‌​‌‍‌‍​‌‌‍‌​‌‍ ‌‌‍‍‌‌‍ ‍​‍‌‍‌‍‍‌‌‍‌​​ ‌‌‍‌​​ ‍​​ ​​​ ‍​​ ​‌​ ‍​‌‍​ ​ ‌ ​‍ ‌​ ‌‌‌‍‌‍‌‍‌​​ ‍‌​‍ ‌​ ‌​​ ‌​​ ​‌​ ‍‌​‍ ‌‌‍​‍​ ‌‌​ ‌ ‌‍​ ​‍ ‌‌‍‌​‌‍‌​‌‍​‍‌‍​‌​ ‍‌‌‍‌‌‌‍‌‍‌‍‌‍‌‍​‌​ ​‌​ ‍‌​ ‌‍​‍‌‍‌ ‌​‌ ‍‌‌ ​​‌‍‌‌​ ‌‌‍​‍‌ ‌‌‌‍‍‌‌‍ ​‌‍‌​​‍‌‍‌ ​​‌‍​‌‌ ‌​‌‍‍​​ ‌‌‍‍‌​ ​‌​ ‍​‌‍ ‍‌‌ ‌‍ ​‌‍ ‌‍ ‍‌‍‌ ‌‌ ‌‍‌​‌‍‌‌‌ ​ ‌‍​ ​‍‌‌​ ‌‌‌​​‍‌‌ ‌‍‍ ‌‍‌‌‌ ‍‌​‍‌‌​ ​ ‌​‌​​‍‌‌​ ​ ‌​‌​​‍‌‌​ ​‍​ ​‍‌‍‍‌‌ ‌​​‍‌‌​ ​‍​ ​‍​‍‌‌​ ‌‌‌​‌​​‍ ‍‌ ‌‍‌‍​‌‌‍ ​‌ ‌‌‌‍‌‌​‍‌‌​ ‌‌‌​​‍‌‌ ‌‍‍ ‌‍‌‌‌ ‍‌​‍‌‌​ ​ ‌​‌​​‍‌‌​ ​ ‌​‌​​‍‌‌​ ​‍​ ​‍​ ‌‌​ ​​‌‍‌‍‌‍​‍​ ‌ ‌‍​‍‌‍‌‌​ ‌ ‌‍​‌‌‍​‌​ ​‌‌‍​ ​‍‌‌​ ​‍​ ​‍​‍‌‌​ ‌‌‌​‌​​‍ ‍‌‍​ ‌‍‍​‌‍‍‌‌‍ ​‌‍‌​‌ ​‍‌‍‌‌‌‍ ‍​‍‌‌​ ‌‌‌​​‍‌‌ ‌‍‍ ‌‍‌‌‌ ‍‌​‍‌‌​ ​ ‌​‌​​‍‌‌​ ​ ‌​‌​​‍‌‌​ ​‍​ ​‍​ ​ ‌‍‌‍‌‍​‍‌‍​‍‌‍‌‌​ ‍​​ ‍​​ ‍‌‌‍‌​​ ‍‌​ ‌‍​ ‌‍​‍‌‌​ ​‍​ ​‍​‍‌‌​ ‌‌‌​‌​​‍ ‍‌ ‌​‌‍‌‌‌ ‍​‌ ‌​​‍‌‍‌ ​​‌‍‌‌‌ ​‍‌ ​ ‌ ​​‌‍‌‌‌‍​ ‌ ‌​‌‍‍‌‌ ‌‍‌‍‌‌​ ‌‌ ​​‌ ‌‌‌‍​‍‌‍ ​‌‍‍‌‌ ​ ‌‍‍​‌‍‌‌‌‍‌​​‍​‍‌ ‌
Per quanto riguarda la preparazione per il futuro, questa
configurazione è eccellente. La scheda madre B650
supporta i futuri processori AM5, la DDR5 garantisce che le
prestazioni della memoria rimangano attuali, e lo storage
SSD PCIe 4.0 resterà uno standard per i prossimi anni.
L'alimentatore lascia anche spazio per un futuro upgrade
della GPU se si desidera passare a una scheda di fascia più
alta come la RX 7700 XT o un imminente aggiornamento
Battlemage.​​​​‌ ‍ ​‍​‍‌‍ ‌ ​‍‌‍‍‌‌‍‌ ‌‍‍‌‌‍ ‍​‍​‍​ ‍‍​‍​‍‌ ​ ‌‍​‌‌‍ ‍‌‍‍‌‌ ‌​‌ ‍‌​‍ ‍‌‍‍‌‌‍ ​‍​‍​‍ ​​‍​‍‌‍‍​‌ ​‍‌‍‌‌‌‍‌‍​‍​‍​ ‍‍​‍​‍​‍ ‌‍​‌‌‍‌​‌‍ ‌‌‍‍‌‌‍ ‍​‍ ‌‍‍‌‌‍ ‍‌ ‌​‌‍‌‌‌‍ ‍‌ ‌​​‍ ‌‍‌‌‌‍‌​‌‍‍‌‌ ‌​​‍ ‌‍ ‌‌‍ ‌‍‌​‌‍‌‌​ ‌‌ ​​‌ ​‍‌‍‌‌‌ ​ ‌‍‌‌‌‍ ‍‌ ‌​‌‍​‌‌ ‌​‌‍‍‌‌‍ ‌‍ ‍​ ‍ ‌‍‍‌‌‍‌​​ ‌‌‍‌​​ ‍​​ ​​​ ‍​​ ​‌​ ‍​‌‍​ ​ ‌ ​‍ ‌​ ‌‌‌‍‌‍‌‍‌​​ ‍‌​‍ ‌​ ‌​​ ‌​​ ​‌​ ‍‌​‍ ‌‌‍​‍​ ‌‌​ ‌ ‌‍​ ​‍ ‌‌‍‌​‌‍‌​‌‍​‍‌‍​‌​ ‍‌‌‍‌‌‌‍‌‍‌‍‌‍‌‍​‌​ ​‌​ ‍‌​ ‌‍​ ‍ ‌ ‌​‌ ‍‌‌ ​​‌‍‌‌​ ‌‌‍​‍‌ ‌‌‌‍‍‌‌‍ ​‌‍‌​​ ‍ ‌ ​​‌‍​‌‌ ‌​‌‍‍​​ ‌‌‍‍‌​ ​‌​ ‍​‌‍ ‍‌‌ ‌‍ ​‌‍ ‌‍ ‍‌‍‌ ‌‌ ‌‍‌​‌‍‌‌‌ ​ ‌‍​ ​‍‌‌​ ‌‌‌​​‍‌‌ ‌‍‍ ‌‍‌‌‌ ‍‌​‍‌‌​ ​ ‌​‌​​‍‌‌​ ​ ‌​‌​​‍‌‌​ ​‍​ ​‍‌‍‍‌‌ ‌​​‍‌‌​ ​‍​ ​‍​‍‌‌​ ‌‌‌​‌​​‍ ‍‌ ‌‍‌‍​‌‌‍ ​‌ ‌‌‌‍‌‌​‍‌‌​ ‌‌‌​​‍‌‌ ‌‍‍ ‌‍‌‌‌ ‍‌​‍‌‌​ ​ ‌​‌​​‍‌‌​ ​ ‌​‌​​‍‌‌​ ​‍​ ​‍​ ​‍​ ​‌‌‍​‌‌‍​ ​ ‍​​ ‌​‌‍‌​‌‍​ ​ ​‌‌‍‌‍​ ‍‌​ ‍​​‍‌‌​ ​‍​ ​‍​‍‌‌​ ‌‌‌​‌​​‍ ‍‌‍​ ‌‍‍​‌‍‍‌‌‍ ​‌‍‌​‌ ​‍‌‍‌‌‌‍ ‍​‍‌‌​ ‌‌‌​​‍‌‌ ‌‍‍ ‌‍‌‌‌ ‍‌​‍‌‌​ ​ ‌​‌​​‍‌‌​ ​ ‌​‌​​‍‌‌​ ​‍​ ​‍‌‍​ ‌‍​‌​ ​‍‌‍​‌‌‍‌‌​ ​ ​ ‌‍‌‍​ ​ ​​‌‍‌​‌‍​‍​ ‌‍​‍‌‌​ ​‍​ ​‍​‍‌‌​ ‌‌‌​‌​​‍ ‍‌ ‌​‌‍‌‌‌ ‍​‌ ‌​​ ‌‍​‍‌‍​‌‌ ​ ‌‍‌‌‌‌‌‌‌ ​‍‌‍ ​​ ‌​‍‌‌​ ​‍‌​‌‍‌‍​‌‌‍‌​‌‍ ‌‌‍‍‌‌‍ ‍​‍‌‍‌‍‍‌‌‍‌​​ ‌‌‍‌​​ ‍​​ ​​​ ‍​​ ​‌​ ‍​‌‍​ ​ ‌ ​‍ ‌​ ‌‌‌‍‌‍‌‍‌​​ ‍‌​‍ ‌​ ‌​​ ‌​​ ​‌​ ‍‌​‍ ‌‌‍​‍​ ‌‌​ ‌ ‌‍​ ​‍ ‌‌‍‌​‌‍‌​‌‍​‍‌‍​‌​ ‍‌‌‍‌‌‌‍‌‍‌‍‌‍‌‍​‌​ ​‌​ ‍‌​ ‌‍​‍‌‍‌ ‌​‌ ‍‌‌ ​​‌‍‌‌​ ‌‌‍​‍‌ ‌‌‌‍‍‌‌‍ ​‌‍‌​​‍‌‍‌ ​​‌‍​‌‌ ‌​‌‍‍​​ ‌‌‍‍‌​ ​‌​ ‍​‌‍ ‍‌‌ ‌‍ ​‌‍ ‌‍ ‍‌‍‌ ‌‌ ‌‍‌​‌‍‌‌‌ ​ ‌‍​ ​‍‌‌​ ‌‌‌​​‍‌‌ ‌‍‍ ‌‍‌‌‌ ‍‌​‍‌‌​ ​ ‌​‌​​‍‌‌​ ​ ‌​‌​​‍‌‌​ ​‍​ ​‍‌‍‍‌‌ ‌​​‍‌‌​ ​‍​ ​‍​‍‌‌​ ‌‌‌​‌​​‍ ‍‌ ‌‍‌‍​‌‌‍ ​‌ ‌‌‌‍‌‌​‍‌‌​ ‌‌‌​​‍‌‌ ‌‍‍ ‌‍‌‌‌ ‍‌​‍‌‌​ ​ ‌​‌​​‍‌‌​ ​ ‌​‌​​‍‌‌​ ​‍​ ​‍​ ​‍​ ​‌‌‍​‌‌‍​ ​ ‍​​ ‌​‌‍‌​‌‍​ ​ ​‌‌‍‌‍​ ‍‌​ ‍​​‍‌‌​ ​‍​ ​‍​‍‌‌​ ‌‌‌​‌​​‍ ‍‌‍​ ‌‍‍​‌‍‍‌‌‍ ​‌‍‌​‌ ​‍‌‍‌‌‌‍ ‍​‍‌‌​ ‌‌‌​​‍‌‌ ‌‍‍ ‌‍‌‌‌ ‍‌​‍‌‌​ ​ ‌​‌​​‍‌‌​ ​ ‌​‌​​‍‌‌​ ​‍​ ​‍‌‍​ ‌‍​‌​ ​‍‌‍​‌‌‍‌‌​ ​ ​ ‌‍‌‍​ ​ ​​‌‍‌​‌‍​‍​ ‌‍​‍‌‌​ ​‍​ ​‍​‍‌‌​ ‌‌‌​‌​​‍ ‍‌ ‌​‌‍‌‌‌ ‍​‌ ‌​​‍‌‍‌ ​​‌‍‌‌‌ ​‍‌ ​ ‌ ​​‌‍‌‌‌‍​ ‌ ‌​‌‍‍‌‌ ‌‍‌‍‌‌​ ‌‌ ​​‌ ‌‌‌‍​‍‌‍ ​‌‍‍‌‌ ​ ‌‍‍​‌‍‌‌‌‍‌​​‍​‍‌ ‌
Uno degli aspetti migliori della costruzione del Miglior
€900 PC da Gioco è che hai il pieno controllo. A differenza
dei sistemi preassemblati che spesso compromettono su
raffreddamento, schede madri o alimentatori, ogni
componente qui è scelto per offrire prestazioni equilibrate
e valore. L'assemblaggio potrebbe sembrare intimidatorio
all'inizio, ma costruire un PC moderno è più facile che mai
grazie a componenti standardizzati e una abbondanza di
tutorial online. È un'esperienza di apprendimento che
ripaga non solo con una macchina da gioco, ma anche con la
fiducia per mantenerla e aggiornarla in futuro.​​​​‌ ‍ ​‍​‍‌‍ ‌ ​‍‌‍‍‌‌‍‌ ‌‍‍‌‌‍ ‍​‍​‍​ ‍‍​‍​‍‌ ​ ‌‍​‌‌‍ ‍‌‍‍‌‌ ‌​‌ ‍‌​‍ ‍‌‍‍‌‌‍ ​‍​‍​‍ ​​‍​‍‌‍‍​‌ ​‍‌‍‌‌‌‍‌‍​‍​‍​ ‍‍​‍​‍​‍ ‌‍​‌‌‍‌​‌‍ ‌‌‍‍‌‌‍ ‍​‍ ‌‍‍‌‌‍ ‍‌ ‌​‌‍‌‌‌‍ ‍‌ ‌​​‍ ‌‍‌‌‌‍‌​‌‍‍‌‌ ‌​​‍ ‌‍ ‌‌‍ ‌‍‌​‌‍‌‌​ ‌‌ ​​‌ ​‍‌‍‌‌‌ ​ ‌‍‌‌‌‍ ‍‌ ‌​‌‍​‌‌ ‌​‌‍‍‌‌‍ ‌‍ ‍​ ‍ ‌‍‍‌‌‍‌​​ ‌‌‍‌​​ ‍​​ ​​​ ‍​​ ​‌​ ‍​‌‍​ ​ ‌ ​‍ ‌​ ‌‌‌‍‌‍‌‍‌​​ ‍‌​‍ ‌​ ‌​​ ‌​​ ​‌​ ‍‌​‍ ‌‌‍​‍​ ‌‌​ ‌ ‌‍​ ​‍ ‌‌‍‌​‌‍‌​‌‍​‍‌‍​‌​ ‍‌‌‍‌‌‌‍‌‍‌‍‌‍‌‍​‌​ ​‌​ ‍‌​ ‌‍​ ‍ ‌ ‌​‌ ‍‌‌ ​​‌‍‌‌​ ‌‌‍​‍‌ ‌‌‌‍‍‌‌‍ ​‌‍‌​​ ‍ ‌ ​​‌‍​‌‌ ‌​‌‍‍​​ ‌‌‍‍‌​ ​‌​ ‍​‌‍ ‍‌‌ ‌‍ ​‌‍ ‌‍ ‍‌‍‌ ‌‌ ‌‍‌​‌‍‌‌‌ ​ ‌‍​ ​‍‌‌​ ‌‌‌​​‍‌‌ ‌‍‍ ‌‍‌‌‌ ‍‌​‍‌‌​ ​ ‌​‌​​‍‌‌​ ​ ‌​‌​​‍‌‌​ ​‍​ ​‍‌‍‍‌‌ ‌​​‍‌‌​ ​‍​ ​‍​‍‌‌​ ‌‌‌​‌​​‍ ‍‌ ‌‍‌‍​‌‌‍ ​‌ ‌‌‌‍‌‌​‍‌‌​ ‌‌‌​​‍‌‌ ‌‍‍ ‌‍‌‌‌ ‍‌​‍‌‌​ ​ ‌​‌​​‍‌‌​ ​ ‌​‌​​‍‌‌​ ​‍​ ​‍​ ‍‌​ ​‌‌‍‌​‌‍‌‌​ ‌ ​ ‍​‌‍‌‍‌‍‌‍​ ‌‌‌‍​‌​ ​ ‌‍​‍​‍‌‌​ ​‍​ ​‍​‍‌‌​ ‌‌‌​‌​​‍ ‍‌‍​ ‌‍‍​‌‍‍‌‌‍ ​‌‍‌​‌ ​‍‌‍‌‌‌‍ ‍​‍‌‌​ ‌‌‌​​‍‌‌ ‌‍‍ ‌‍‌‌‌ ‍‌​‍‌‌​ ​ ‌​‌​​‍‌‌​ ​ ‌​‌​​‍‌‌​ ​‍​ ​‍​ ‌ ‌‍​‌‌‍​‍‌‍​‍​ ‌‌‌‍​ ‌‍‌​​ ​‌​ ‍‌‌‍‌​​ ‍​‌‍‌‌​‍‌‌​ ​‍​ ​‍​‍‌‌​ ‌‌‌​‌​​‍ ‍‌ ‌​‌‍‌‌‌ ‍​‌ ‌​​ ‌‍​‍‌‍​‌‌ ​ ‌‍‌‌‌‌‌‌‌ ​‍‌‍ ​​ ‌​‍‌‌​ ​‍‌​‌‍‌‍​‌‌‍‌​‌‍ ‌‌‍‍‌‌‍ ‍​‍‌‍‌‍‍‌‌‍‌​​ ‌‌‍‌​​ ‍​​ ​​​ ‍​​ ​‌​ ‍​‌‍​ ​ ‌ ​‍ ‌​ ‌‌‌‍‌‍‌‍‌​​ ‍‌​‍ ‌​ ‌​​ ‌​​ ​‌​ ‍‌​‍ ‌‌‍​‍​ ‌‌​ ‌ ‌‍​ ​‍ ‌‌‍‌​‌‍‌​‌‍​‍‌‍​‌​ ‍‌‌‍‌‌‌‍‌‍‌‍‌‍‌‍​‌​ ​‌​ ‍‌​ ‌‍​‍‌‍‌ ‌​‌ ‍‌‌ ​​‌‍‌‌​ ‌‌‍​‍‌ ‌‌‌‍‍‌‌‍ ​‌‍‌​​‍‌‍‌ ​​‌‍​‌‌ ‌​‌‍‍​​ ‌‌‍‍‌​ ​‌​ ‍​‌‍ ‍‌‌ ‌‍ ​‌‍ ‌‍ ‍‌‍‌ ‌‌ ‌‍‌​‌‍‌‌‌ ​ ‌‍​ ​‍‌‌​ ‌‌‌​​‍‌‌ ‌‍‍ ‌‍‌‌‌ ‍‌​‍‌‌​ ​ ‌​‌​​‍‌‌​ ​ ‌​‌​​‍‌‌​ ​‍​ ​‍‌‍‍‌‌ ‌​​‍‌‌​ ​‍​ ​‍​‍‌‌​ ‌‌‌​‌​​‍ ‍‌ ‌‍‌‍​‌‌‍ ​‌ ‌‌‌‍‌‌​‍‌‌​ ‌‌‌​​‍‌‌ ‌‍‍ ‌‍‌‌‌ ‍‌​‍‌‌​ ​ ‌​‌​​‍‌‌​ ​ ‌​‌​​‍‌‌​ ​‍​ ​‍​ ‍‌​ ​‌‌‍‌​‌‍‌‌​ ‌ ​ ‍​‌‍‌‍‌‍‌‍​ ‌‌‌‍​‌​ ​ ‌‍​‍​‍‌‌​ ​‍​ ​‍​‍‌‌​ ‌‌‌​‌​​‍ ‍‌‍​ ‌‍‍​‌‍‍‌‌‍ ​‌‍‌​‌ ​‍‌‍‌‌‌‍ ‍​‍‌‌​ ‌‌‌​​‍‌‌ ‌‍‍ ‌‍‌‌‌ ‍‌​‍‌‌​ ​ ‌​‌​​‍‌‌​ ​ ‌​‌​​‍‌‌​ ​‍​ ​‍​ ‌ ‌‍​‌‌‍​‍‌‍​‍​ ‌‌‌‍​ ‌‍‌​​ ​‌​ ‍‌‌‍‌​​ ‍​‌‍‌‌​‍‌‌​ ​‍​ ​‍​‍‌‌​ ‌‌‌​‌​​‍ ‍‌ ‌​‌‍‌‌‌ ‍​‌ ‌​​‍‌‍‌ ​​‌‍‌‌‌ ​‍‌ ​ ‌ ​​‌‍‌‌‌‍​ ‌ ‌​‌‍‍‌‌ ‌‍‌‍‌‌​ ‌‌ ​​‌ ‌‌‌‍​‍‌‍ ​‌‍‍‌‌ ​ ‌‍‍​‌‍‌‌‌‍‌​​‍​‍‌ ‌